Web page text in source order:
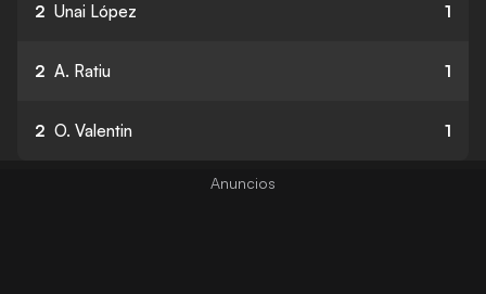
2 Unai López 1
2 A. Ratiu 1
2 O. Valentin 1